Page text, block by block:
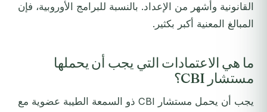
القانونية وأشهر من الإعداد. بالنسبة للبرامج الأوروبية، فإن
المبالغ المعنية أكبر بكثير.
ما هي الاعتمادات التي يجب أن يحملها
مستشار CBI؟
يجب أن يحمل مستشار CBI ذو السمعة الطيبة عضوية مع